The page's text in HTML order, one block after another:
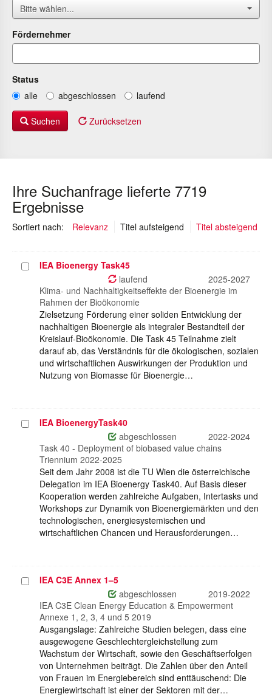
Bitte wählen...
Fördernehmer
Status
alle
abgeschlossen laufend
Suchen Zurücksetzen
Ihre Suchanfrage lieferte 7719
Ergebnisse
Sortiert nach: Relevanz Titel aufsteigend (ausgewählt)
Titel absteigend
ProjektIEA Bioenergy Task45
laufend
2025-2027
Klima- und Nachhaltigkeitseffekte der Bioenergie im
Rahmen der Bioökonomie
Zielsetzung Förderung einer soliden Entwicklung der
nachhaltigen Bioenergie als integraler Bestandteil der
Kreislauf-Bioökonomie. Die Task 45 Teilnahme zielt
darauf ab, das Verständnis für die ökologischen, sozialen
und wirtschaftlichen Auswirkungen der Produktion und
Nutzung von Biomasse für Bioenergie…
ProjektIEA BioenergyTask40
abgeschlossen
2022-2024
Task 40 - Deployment of biobased value chains
Triennium 2022-2025
Seit dem Jahr 2008 ist die TU Wien die österreichische
Delegation im IEA Bioenergy Task40. Auf Basis dieser
Kooperation werden zahlreiche Aufgaben, Intertasks und
Workshops zur Dynamik von Bioenergiemärkten und den
technologischen, energiesystemischen und
wirtschaftlichen Chancen und Herausforderungen…
ProjektIEA C3E Annex 1–5
abgeschlossen
2019-2022
IEA C3E Clean Energy Education & Empowerment
Annexe 1, 2, 3, 4 und 5 2019
Ausgangslage: Zahlreiche Studien belegen, dass eine
ausgewogene Geschlechtergleichstellung zum
Wachstum der Wirtschaft, sowie den Geschäftserfolgen
von Unternehmen beiträgt. Die Zahlen über den Anteil
von Frauen im Energiebereich sind enttäuschend: Die
Energiewirtschaft ist einer der Sektoren mit der…